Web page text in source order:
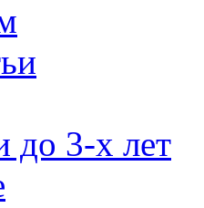
3-х лет